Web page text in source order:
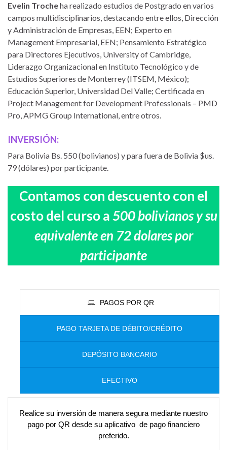
Evelin Trocheha realizado estudios de Postgrado en varios
campos multidisciplinarios, destacando entre ellos, Dirección
y Administración de Empresas, EEN; Experto en
Management Empresarial, EEN; Pensamiento Estratégico
para Directores Ejecutivos, University of Cambridge,
Liderazgo Organizacional en Instituto Tecnológico y de
Estudios Superiores de Monterrey (ITSEM, México);
Educación Superior, Universidad Del Valle; Certificada en
Project Management for Development Professionals – PMD
Pro, APMG Group International, entre otros.
INVERSIÓN:
Para Bolivia Bs. 550 (bolivianos) y para fuera de Bolivia $us.
79 (dólares) por participante.
Contamos con descuento con el
costo del curso a500 bolivianos y su
equivalente en 72 dolares por
participante
PAGOS POR QR
PAGO TARJETA DE DÉBITO/CRÉDITO
DEPÓSITO BANCARIO
EFECTIVO
Realice su inversión de manera segura mediante nuestro
pago por QR desde su aplicativo de pago financiero
preferido.